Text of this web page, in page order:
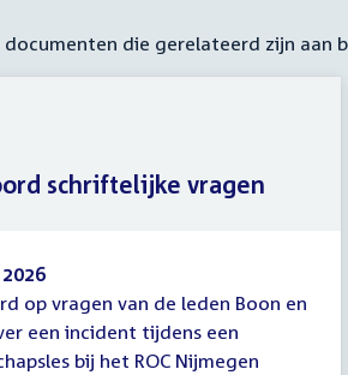
documenten die gerelateerd zijn aan
op vragen van de leden Boon en
een incident tijdens een
bij het ROC Nijmegen
schriftelijke vragen